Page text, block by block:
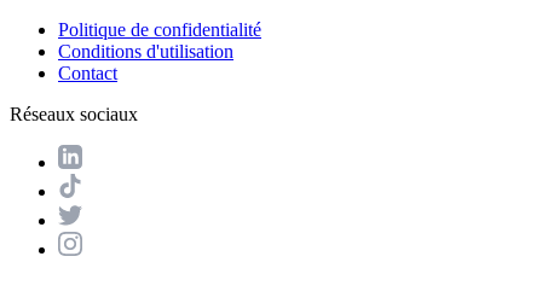
Politique de confidentialité
Conditions d'utilisation
Contact
Réseaux sociaux